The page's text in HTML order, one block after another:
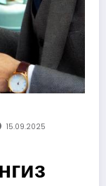
15.09.2025